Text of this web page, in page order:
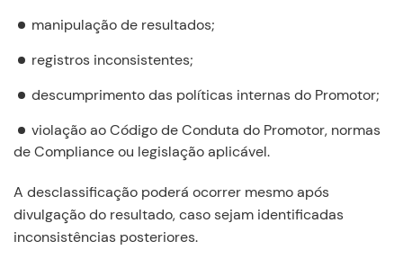
manipulação de resultados;
registros inconsistentes;
descumprimento das políticas internas do Promotor;
violação ao Código de Conduta do Promotor, normas
de Compliance ou legislação aplicável.
A desclassificação poderá ocorrer mesmo após
divulgação do resultado, caso sejam identificadas
inconsistências posteriores.